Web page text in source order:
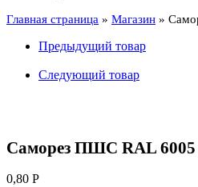
т.зеленый
Главная страница » Магазин »
Предыдущий товар
Следующий товар
Саморез ПШС RAL 6005
0,80 Р